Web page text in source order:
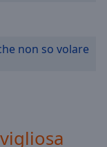
non so volare